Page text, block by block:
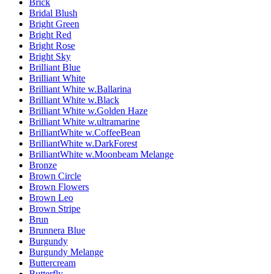
Brick
Bridal Blush
Bright Green
Bright Red
Bright Rose
Bright Sky
Brilliant Blue
Brilliant White
Brilliant White w.Ballarina
Brilliant White w.Black
Brilliant White w.Golden Haze
Brilliant White w.ultramarine
BrilliantWhite w.CoffeeBean
BrilliantWhite w.DarkForest
BrilliantWhite w.Moonbeam Melange
Bronze
Brown Circle
Brown Flowers
Brown Leo
Brown Stripe
Brun
Brunnera Blue
Burgundy
Burgundy Melange
Buttercream